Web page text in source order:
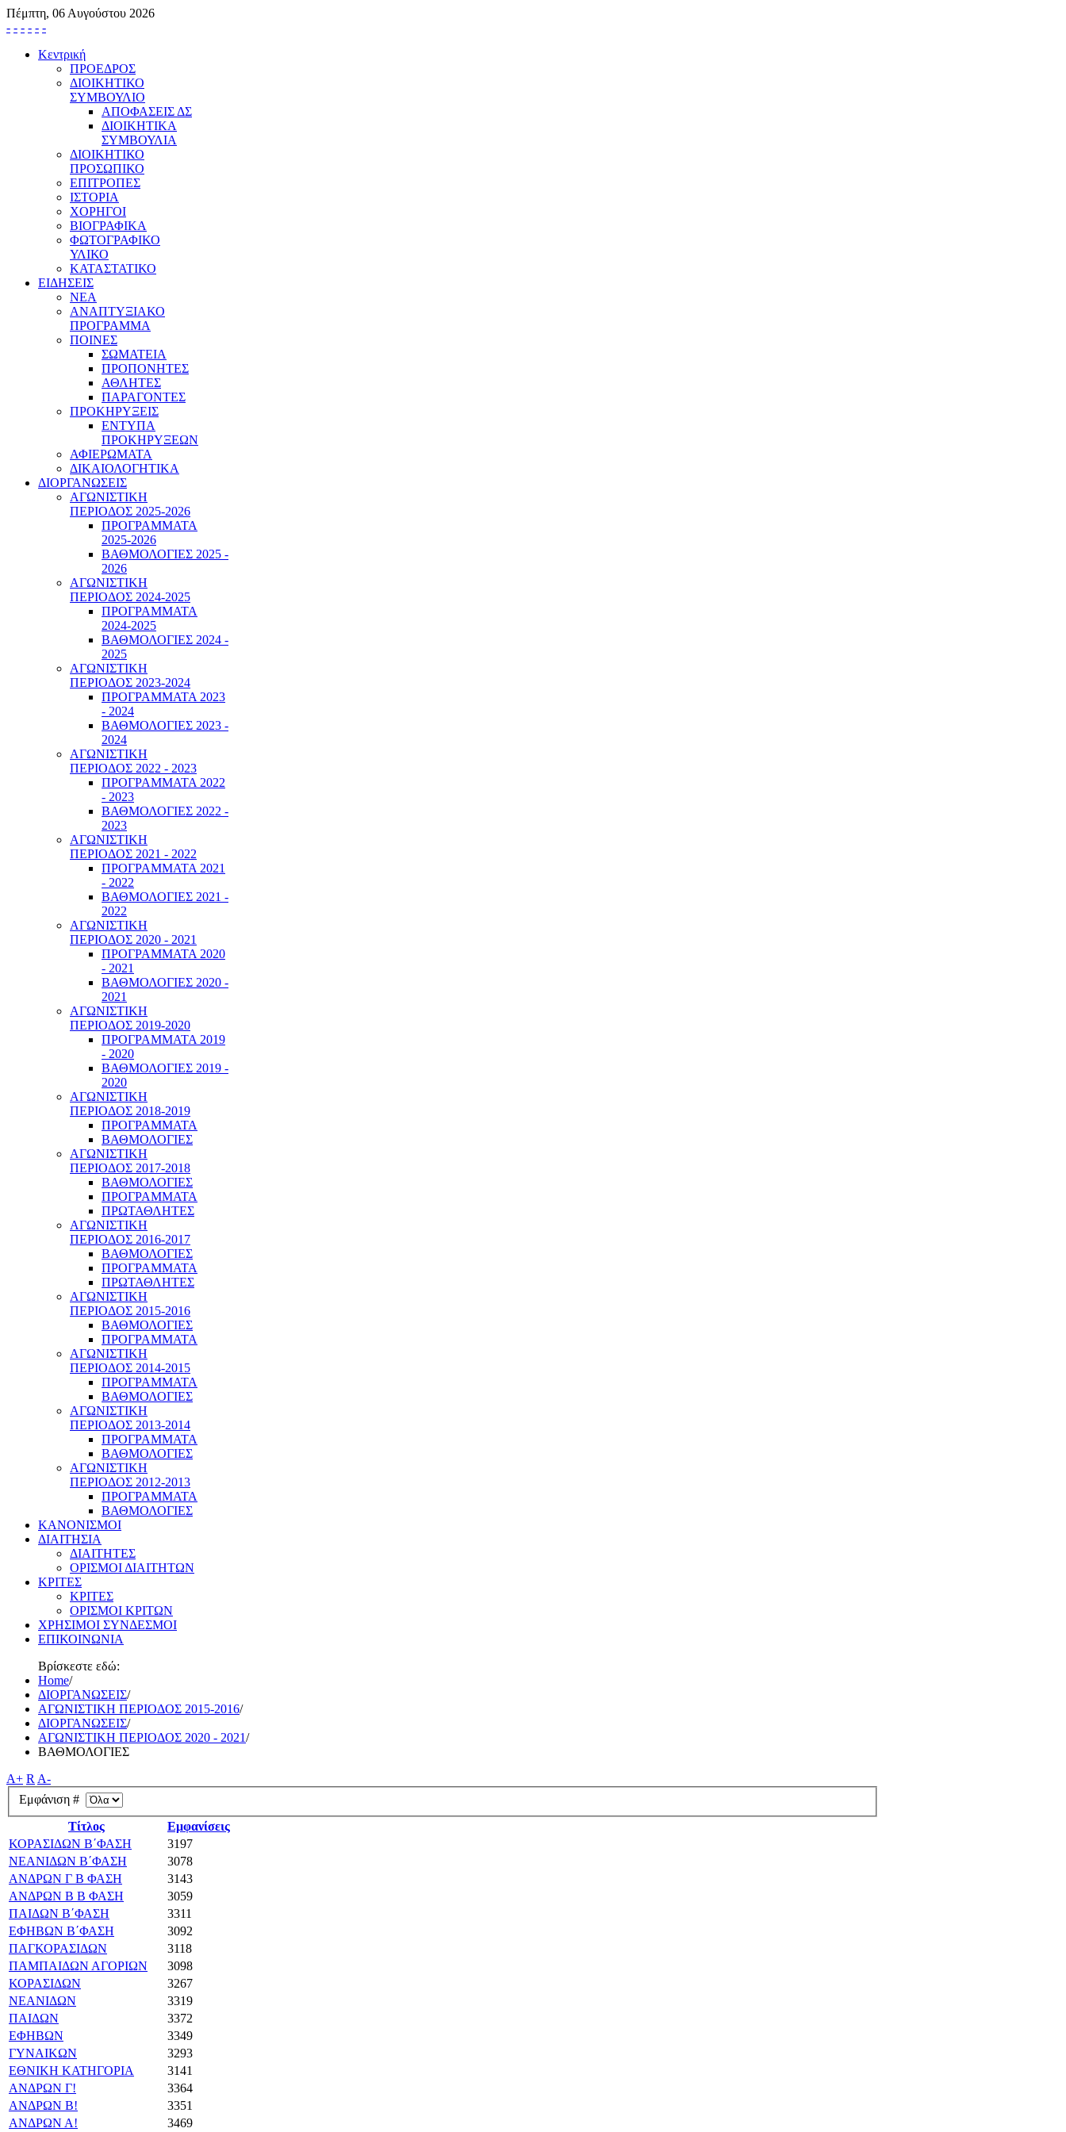
Πέμπτη, 06 Αυγούστου 2026
- - - - - -
Κεντρική
ΠΡΟΕΔΡΟΣ
ΔΙΟΙΚΗΤΙΚΟ
ΣΥΜΒΟΥΛΙΟ
ΑΠΟΦΑΣΕΙΣ ΔΣ
ΔΙΟΙΚΗΤΙΚΑ
ΣΥΜΒΟΥΛΙΑ
ΔΙΟΙΚΗΤΙΚΟ
ΠΡΟΣΩΠΙΚΟ
ΕΠΙΤΡΟΠΕΣ
ΙΣΤΟΡΙΑ
ΧΟΡΗΓΟΙ
ΒΙΟΓΡΑΦΙΚΑ
ΦΩΤΟΓΡΑΦΙΚΟ
ΥΛΙΚΟ
ΚΑΤΑΣΤΑΤΙΚΟ
ΕΙΔΗΣΕΙΣ
ΝΕΑ
ΑΝΑΠΤΥΞΙΑΚΟ
ΠΡΟΓΡΑΜΜΑ
ΠΟΙΝΕΣ
ΣΩΜΑΤΕΙΑ
ΠΡΟΠΟΝΗΤΕΣ
ΑΘΛΗΤΕΣ
ΠΑΡΑΓΟΝΤΕΣ
ΠΡΟΚΗΡΥΞΕΙΣ
ΕΝΤΥΠΑ
ΠΡΟΚΗΡΥΞΕΩΝ
ΑΦΙΕΡΩΜΑΤΑ
ΔΙΚΑΙΟΛΟΓΗΤΙΚΑ
ΔΙΟΡΓΑΝΩΣΕΙΣ
ΑΓΩΝΙΣΤΙΚΗ
ΠΕΡΙΟΔΟΣ 2025-2026
ΠΡΟΓΡΑΜΜΑΤΑ
2025-2026
ΒΑΘΜΟΛΟΓΙΕΣ 2025 -
2026
ΑΓΩΝΙΣΤΙΚΗ
ΠΕΡΙΟΔΟΣ 2024-2025
ΠΡΟΓΡΑΜΜΑΤΑ
2024-2025
ΒΑΘΜΟΛΟΓΙΕΣ 2024 -
2025
ΑΓΩΝΙΣΤΙΚΗ
ΠΕΡΙΟΔΟΣ 2023-2024
ΠΡΟΓΡΑΜΜΑΤΑ 2023
- 2024
ΒΑΘΜΟΛΟΓΙΕΣ 2023 -
2024
ΑΓΩΝΙΣΤΙΚΗ
ΠΕΡΙΟΔΟΣ 2022 - 2023
ΠΡΟΓΡΑΜΜΑΤΑ 2022
- 2023
ΒΑΘΜΟΛΟΓΙΕΣ 2022 -
2023
ΑΓΩΝΙΣΤΙΚΗ
ΠΕΡΙΟΔΟΣ 2021 - 2022
ΠΡΟΓΡΑΜΜΑΤΑ 2021
- 2022
ΒΑΘΜΟΛΟΓΙΕΣ 2021 -
2022
ΑΓΩΝΙΣΤΙΚΗ
ΠΕΡΙΟΔΟΣ 2020 - 2021
ΠΡΟΓΡΑΜΜΑΤΑ 2020
- 2021
ΒΑΘΜΟΛΟΓΙΕΣ 2020 -
2021
ΑΓΩΝΙΣΤΙΚΗ
ΠΕΡΙΟΔΟΣ 2019-2020
ΠΡΟΓΡΑΜΜΑΤΑ 2019
- 2020
ΒΑΘΜΟΛΟΓΙΕΣ 2019 -
2020
ΑΓΩΝΙΣΤΙΚΗ
ΠΕΡΙΟΔΟΣ 2018-2019
ΠΡΟΓΡΑΜΜΑΤΑ
ΒΑΘΜΟΛΟΓΙΕΣ
ΑΓΩΝΙΣΤΙΚΗ
ΠΕΡΙΟΔΟΣ 2017-2018
ΒΑΘΜΟΛΟΓΙΕΣ
ΠΡΟΓΡΑΜΜΑΤΑ
ΠΡΩΤΑΘΛΗΤΕΣ
ΑΓΩΝΙΣΤΙΚΗ
ΠΕΡΙΟΔΟΣ 2016-2017
ΒΑΘΜΟΛΟΓΙΕΣ
ΠΡΟΓΡΑΜΜΑΤΑ
ΠΡΩΤΑΘΛΗΤΕΣ
ΑΓΩΝΙΣΤΙΚΗ
ΠΕΡΙΟΔΟΣ 2015-2016
ΒΑΘΜΟΛΟΓΙΕΣ
ΠΡΟΓΡΑΜΜΑΤΑ
ΑΓΩΝΙΣΤΙΚΗ
ΠΕΡΙΟΔΟΣ 2014-2015
ΠΡΟΓΡΑΜΜΑΤΑ
ΒΑΘΜΟΛΟΓΙΕΣ
ΑΓΩΝΙΣΤΙΚΗ
ΠΕΡΙΟΔΟΣ 2013-2014
ΠΡΟΓΡΑΜΜΑΤΑ
ΒΑΘΜΟΛΟΓΙΕΣ
ΑΓΩΝΙΣΤΙΚΗ
ΠΕΡΙΟΔΟΣ 2012-2013
ΠΡΟΓΡΑΜΜΑΤΑ
ΒΑΘΜΟΛΟΓΙΕΣ
ΚΑΝΟΝΙΣΜΟΙ
ΔΙΑΙΤΗΣΙΑ
ΔΙΑΙΤΗΤΕΣ
ΟΡΙΣΜΟΙ ΔΙΑΙΤΗΤΩΝ
ΚΡΙΤΕΣ
ΚΡΙΤΕΣ
ΟΡΙΣΜΟΙ ΚΡΙΤΩΝ
ΧΡΗΣΙΜΟΙ ΣΥΝΔΕΣΜΟΙ
ΕΠΙΚΟΙΝΩΝΙΑ
Βρίσκεστε εδώ:
Home/
ΔΙΟΡΓΑΝΩΣΕΙΣ/
ΑΓΩΝΙΣΤΙΚΗ ΠΕΡΙΟΔΟΣ 2015-2016/
ΔΙΟΡΓΑΝΩΣΕΙΣ/
ΑΓΩΝΙΣΤΙΚΗ ΠΕΡΙΟΔΟΣ 2020 - 2021/
ΒΑΘΜΟΛΟΓΙΕΣ
A+ R A-
Εμφάνιση #
Τίτλος
Εμφανίσεις
ΚΟΡΑΣΙΔΩΝ Β΄ΦΑΣΗ
3197
ΝΕΑΝΙΔΩΝ Β΄ΦΑΣΗ
3078
ΑΝΔΡΩΝ Γ Β ΦΑΣΗ
3143
ΑΝΔΡΩΝ Β Β ΦΑΣΗ
3059
ΠΑΙΔΩΝ Β΄ΦΑΣΗ
3311
ΕΦΗΒΩΝ Β΄ΦΑΣΗ
3092
ΠΑΓΚΟΡΑΣΙΔΩΝ
3118
ΠΑΜΠΑΙΔΩΝ ΑΓΟΡΙΩΝ
3098
ΚΟΡΑΣΙΔΩΝ
3267
ΝΕΑΝΙΔΩΝ
3319
ΠΑΙΔΩΝ
3372
ΕΦΗΒΩΝ
3349
ΓΥΝΑΙΚΩΝ
3293
ΕΘΝΙΚΗ ΚΑΤΗΓΟΡΙΑ
3141
ΑΝΔΡΩΝ Γ!
3364
ΑΝΔΡΩΝ Β!
3351
ΑΝΔΡΩΝ Α!
3469